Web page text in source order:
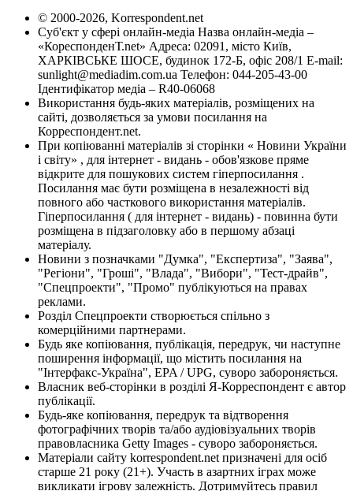
© 2000-2026, Korrespondent.net
Суб'єкт у сфері онлайн-медіа Назва онлайн-медіа –
«КореспонденТ.net» Адреса: 02091, місто Київ,
ХАРКІВСЬКЕ ШОСЕ, будинок 172-Б, офіс 208/1 E-mail:
sunlight@mediadim.com.ua Телефон: 044-205-43-00
Ідентифікатор медіа – R40-06068
Використання будь-яких матеріалів, розміщених на
сайті, дозволяється за умови посилання на
Корреспондент.net.
При копіюванні матеріалів зі сторінки « Новини України
і світу» , для інтернет - видань - обов'язкове пряме
відкрите для пошукових систем гіперпосилання .
Посилання має бути розміщена в незалежності від
повного або часткового використання матеріалів.
Гіперпосилання ( для інтернет - видань) - повинна бути
розміщена в підзаголовку або в першому абзаці
матеріалу.
Новини з позначками "Думка", "Експертиза", "Заява",
"Регіони", "Гроші", "Влада", "Вибори", "Тест-драйв",
"Спецпроекти", "Промо" публікуються на правах
реклами.
Розділ Спецпроекти створюється спільно з
комерційними партнерами.
Будь яке копіювання, публікація, передрук, чи наступне
поширення інформації, що містить посилання на
"Інтерфакс-Україна", EPA / UPG, суворо забороняється.
Власник веб-сторінки в розділі Я-Корреспондент є автор
публікації.
Будь-яке копіювання, передрук та відтворення
фотографічних творів та/або аудіовізуальних творів
правовласника Getty Images - суворо забороняється.
Матеріали сайту korrespondent.net призначені для осіб
старше 21 року (21+). Участь в азартних іграх може
викликати ігрову залежність. Дотримуйтесь правил